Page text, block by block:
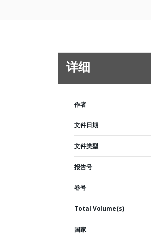
详细
作者
文件日期
文件类型
报告号
卷号
Total Volume(s)
国家